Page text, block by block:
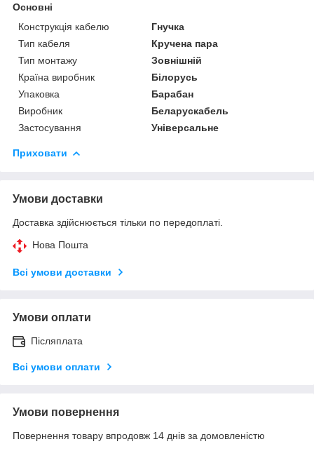
Основні
Конструкція кабелю
Гнучка
Тип кабеля
Кручена пара
Тип монтажу
Зовнішній
Країна виробник
Білорусь
Упаковка
Барабан
Виробник
Беларускабель
Застосування
Універсальне
Приховати
Умови доставки
Доставка здійснюється тільки по передоплаті.
Нова Пошта
Всі умови доставки
Умови оплати
Післяплата
Всі умови оплати
Умови повернення
Повернення товару впродовж 14 днів за домовленістю